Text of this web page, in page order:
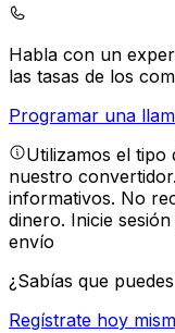
Habla con un
las tasas de los
Programar una
Utilizamos el tipo
nuestro
informativos. No
dinero. Inicie
envío
¿Sabías que
Regístrate hoy